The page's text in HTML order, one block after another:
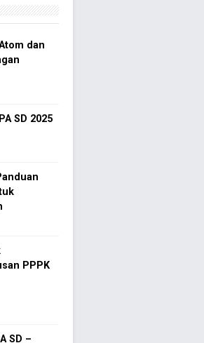
dan
SD 2025
PPPK
SD –